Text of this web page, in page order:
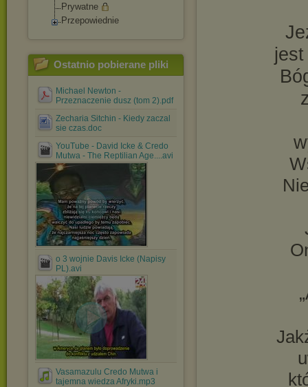
Prywatne
Przepowiednie
Ostatnio pobierane pliki
Michael Newton -
Przeznaczenie dusz (tom 2).pdf
Zecharia Sitchin - Kiedy zaczal
sie czas.doc
YouTube - David Icke & Credo
Mutwa - The Reptilian Age....avi
o 3 wojnie Davis Icke (Napisy
PL).avi
Vasamazulu Credo Mutwa i
tajemna wiedza Afryki.mp3